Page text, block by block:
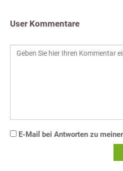
User Kommentare
E-Mail bei Antworten zu